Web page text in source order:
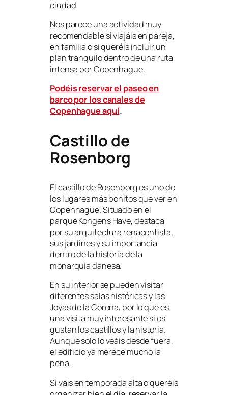
ciudad.
Nos parece una actividad muy
recomendable si viajáis en pareja,
en familia o si queréis incluir un
plan tranquilo dentro de una ruta
intensa por Copenhague.
Podéis reservar el paseo en
barco por los canales de
Copenhague aquí.
Castillo de
Rosenborg
El castillo de Rosenborg es uno de
los lugares más bonitos que ver en
Copenhague. Situado en el
parque Kongens Have, destaca
por su arquitectura renacentista,
sus jardines y su importancia
dentro de la historia de la
monarquía danesa.
En su interior se pueden visitar
diferentes salas históricas y las
Joyas de la Corona, por lo que es
una visita muy interesante si os
gustan los castillos y la historia.
Aunque solo lo veáis desde fuera,
el edificio ya merece mucho la
pena.
Si vais en temporada alta o queréis